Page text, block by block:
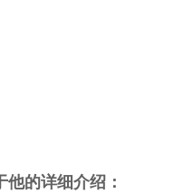
的详细介绍：